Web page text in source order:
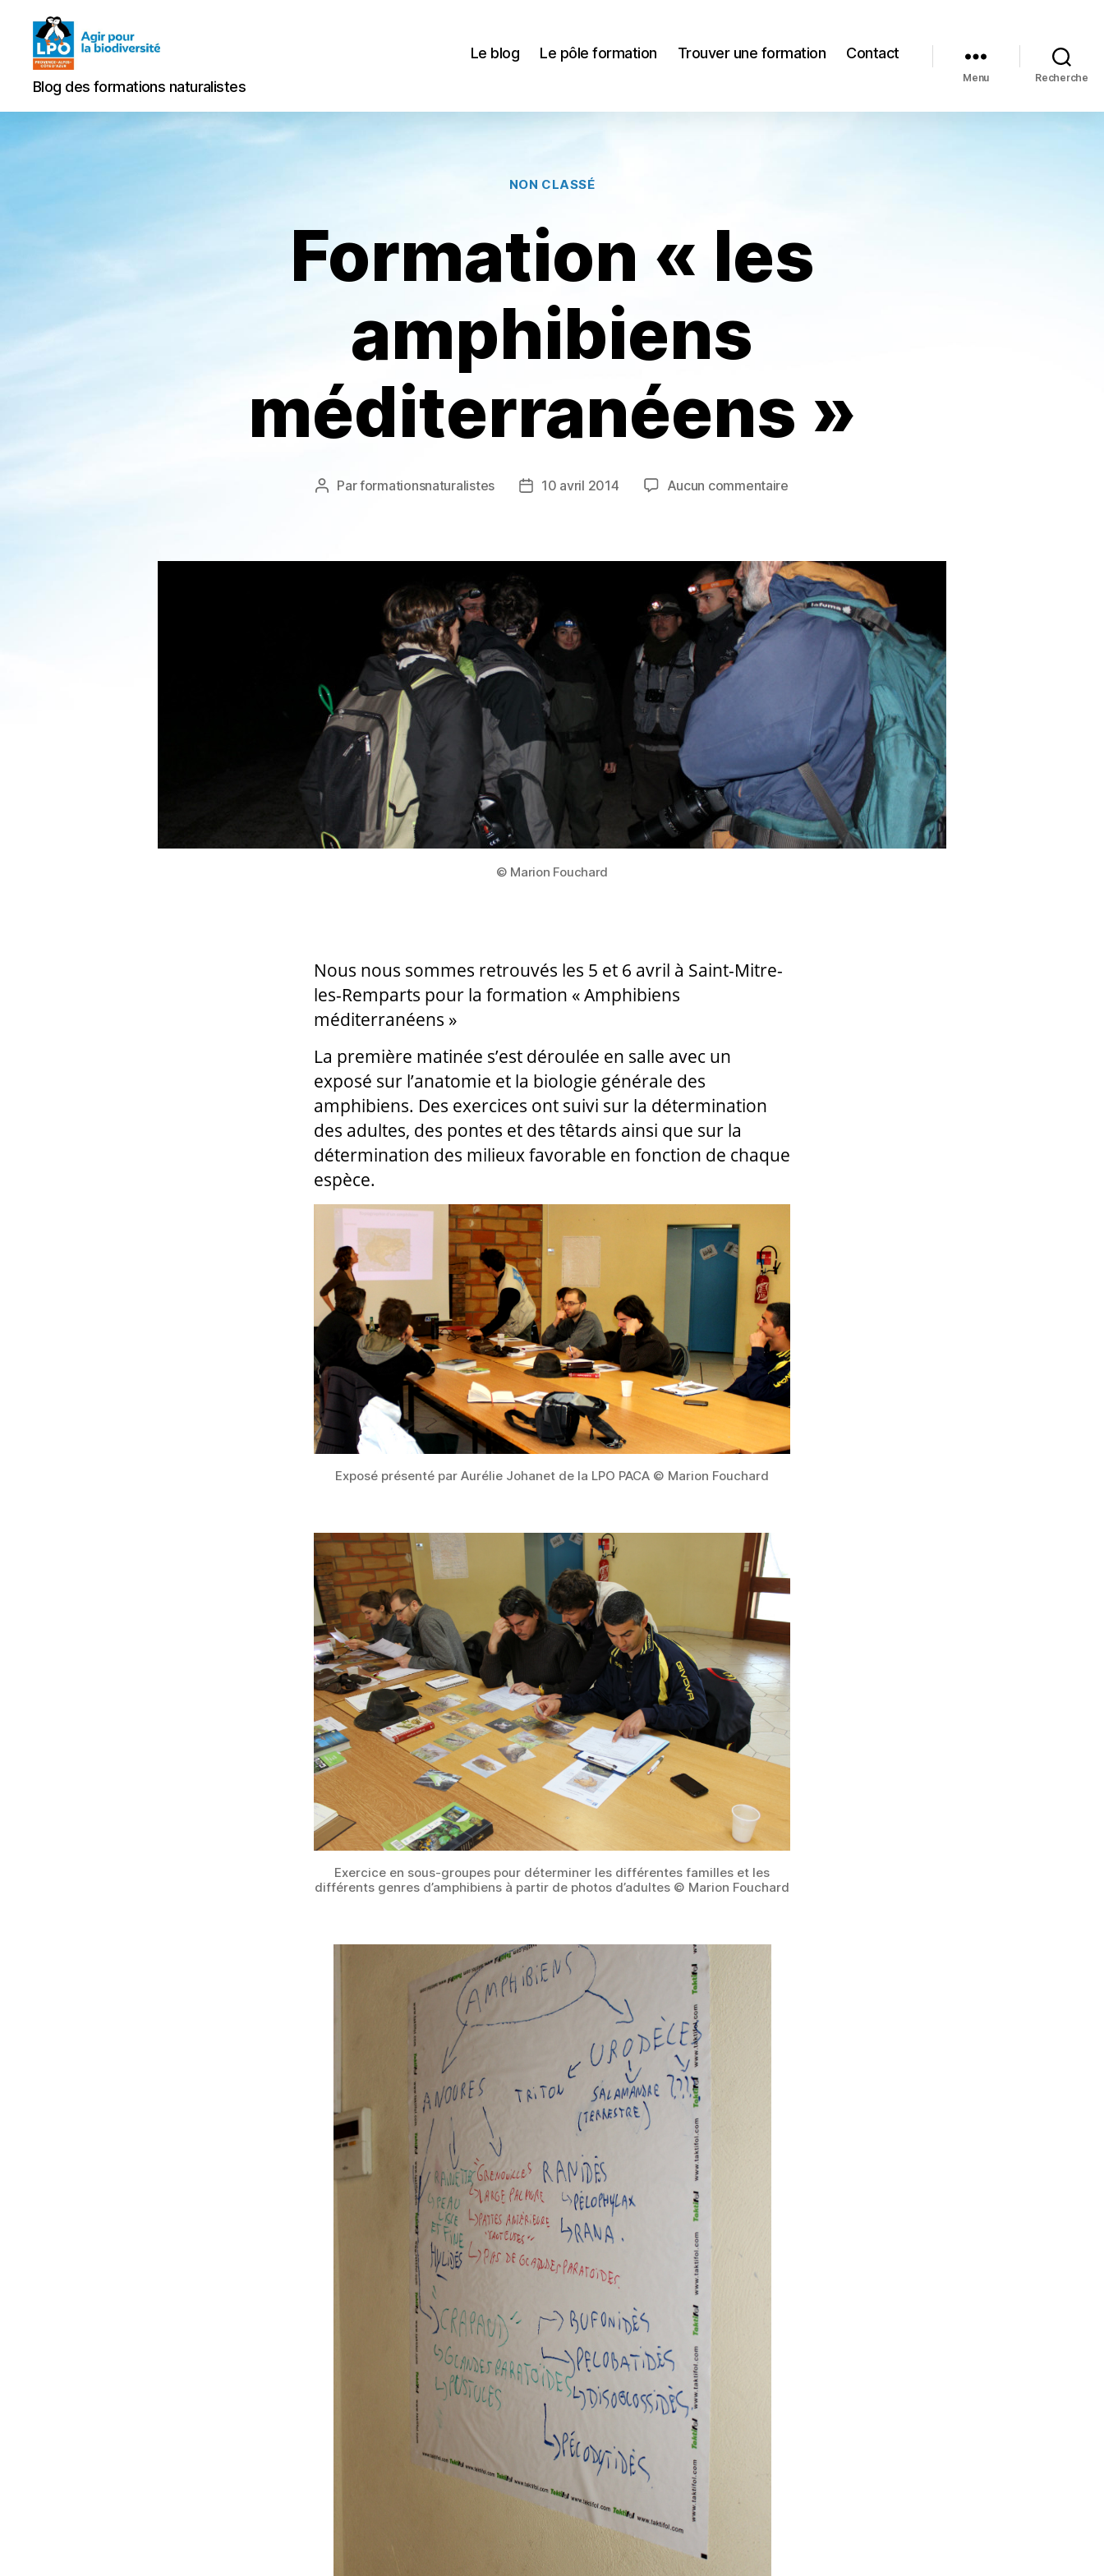
Blog
des
formations
Blog des formations naturalistes
Le blog Le pôle formation Trouver une formation Contact
Menu Recherche
Catégories
NON CLASSÉ
Formation « les
amphibiens
méditerranéens »
Auteur
Parformationsnaturalistes
Date10 avril 2014 Aucun commentairesur
méditerranéens »
© Marion Fouchard
Nous nous sommes retrouvés les 5 et 6 avril à Saint-Mitre-
les-Remparts pour la formation « Amphibiens
méditerranéens »
La première matinée s’est déroulée en salle avec un
exposé sur l’anatomie et la biologie générale des
amphibiens. Des exercices ont suivi sur la détermination
des adultes, des pontes et des têtards ainsi que sur la
détermination des milieux favorable en fonction de chaque
espèce.
Exposé présenté par Aurélie Johanet de la LPO PACA © Marion Fouchard
Exercice en sous-groupes pour déterminer les différentes familles et les
différents genres d’amphibiens à partir de photos d’adultes © Marion Fouchard